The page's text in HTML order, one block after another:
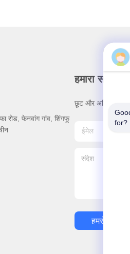
रोड, फेनवांग गांव, शिंगफू
हमारा समाचार
छूट और अधिक के लिए
हमसे संपर्क करें
for?